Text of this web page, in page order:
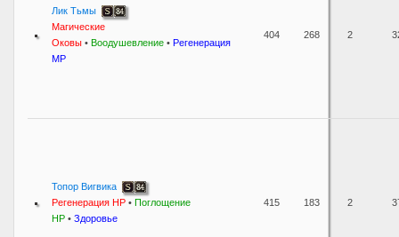
Лик Тьмы
Магические
Оковы • Воодушевление • Регенерация
MP
404 268 2
Топор Вигвика
Регенерация HP • Поглощение
HP • Здоровье
415 183 2